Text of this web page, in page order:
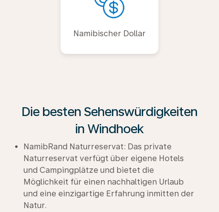
Namibischer Dollar
Die besten Sehenswürdigkeiten
in Windhoek
NamibRand Naturreservat: Das private
Naturreservat verfügt über eigene Hotels
und Campingplätze und bietet die
Möglichkeit für einen nachhaltigen Urlaub
und eine einzigartige Erfahrung inmitten der
Natur.